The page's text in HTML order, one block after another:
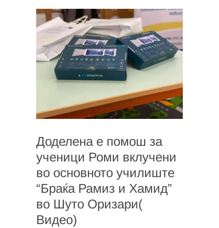
Доделена е помош за
ученици Роми вклучени
во основното училиште
“Браќа Рамиз и Хамид”
во Шуто Оризари(
Видео)